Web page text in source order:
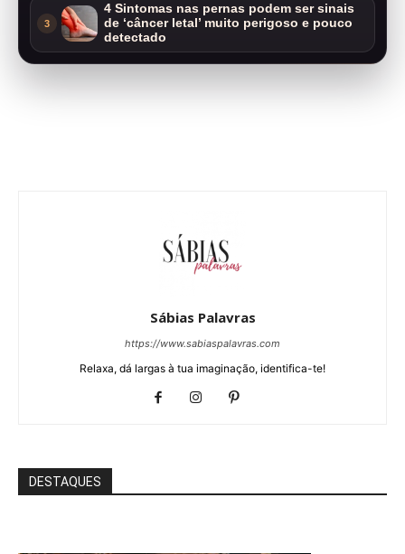
3
4 Sintomas nas pernas podem ser sinais
de ‘câncer letal’ muito perigoso e pouco
detectado
Sábias Palavras
https://www.sabiaspalavras.com
Relaxa, dá largas à tua imaginação, identifica-te!
DESTAQUES